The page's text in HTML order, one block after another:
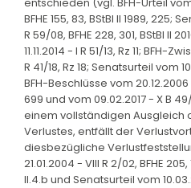
BFHE 155, 83, BStBl II 1989, 225;
R 59/08, BFHE 228, 301, BStBl II
11.11.2014 - I R 51/13, Rz 11; BFH-
R 41/18, Rz 18; Senatsurteil vom
BFH-Beschlüsse vom 20.12.2006
699 und vom 09.02.2017 - X B
einem vollständigen Ausgleich
Verlustes, entfällt der
diesbezügliche
21.01.2004 - VIII R 2/02, BFHE
II.4.b und Senatsurteil vom